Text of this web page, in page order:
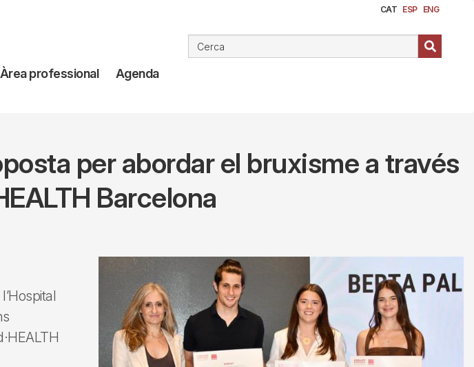
CAT ESP ENG
Àrea professional Agenda
per abordar el bruxisme a través
Barcelona